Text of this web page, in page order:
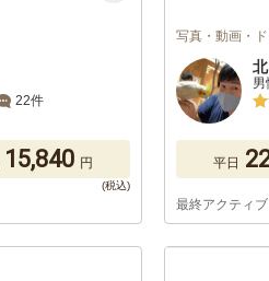
22件
15,840 円
写真・動画・
平日
最終アクティ